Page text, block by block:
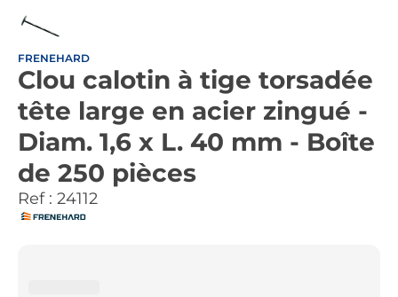
FRENEHARD
Clou calotin à tige torsadée
tête large en acier zingué -
Diam. 1,6 x L. 40 mm - Boîte
de 250 pièces
Ref : 24112